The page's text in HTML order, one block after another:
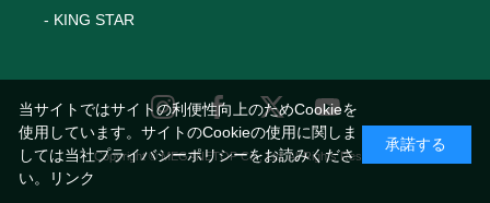
KING STAR
Copyright © MEGANETOP Co., Ltd. All Rights Reserved.
当サイトではサイトの利便性向上のためCookieを
使用しています。サイトのCookieの使用に関しま
しては当社プライバシーポリシーをお読みくださ
い。
リンク
承諾する